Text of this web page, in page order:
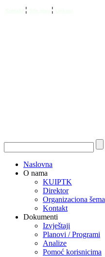
¦ ¦
Naslovna
O nama
KUIPTK
Direktor
Organizaciona šema
Kontakt
Dokumenti
Izvještaji
Planovi / Programi
Analize
Pomoć korisnicima